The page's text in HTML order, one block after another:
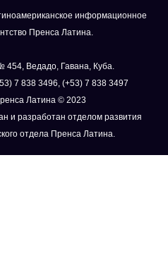
информационное
Пренса Латина.
454, Ведадо, Гавана, Куба.
7 838 3496, (+53) 7 838 3497
Латина © 2023
и разработан отделом развития
отдела Пренса Латина.